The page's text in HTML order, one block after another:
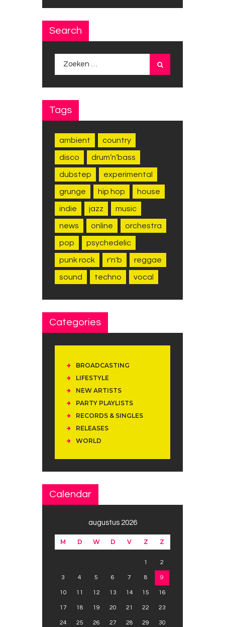
Search
Zoeken
Tags
ambient country
disco drum’n’bass
dubstep experimental
grunge hip hop house
indie jazz music
news online orchestra
pop psychedelic
punk rock r'n'b reggae
sound techno vocal
Categories
BROADCASTING
LIFESTYLE
NEW ARTISTS
PARTY PLAYLISTS
RECORDS & SINGLES
RELEASES
WORLD
Calendar
augustus 2026
M D W D V Z Z
1 2
3 4 5 6 7 8 9
10 11 12 13 14 15 16
17 18 19 20 21 22 23
24 25 26 27 28 29 30